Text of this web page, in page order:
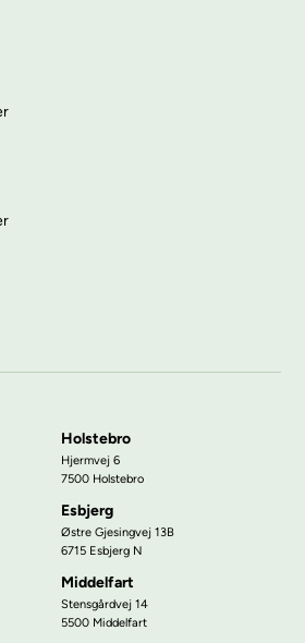
Holstebro
Hjermvej 6
7500 Holstebro
Esbjerg
Østre Gjesingvej 13B
6715 Esbjerg N
Middelfart
Stensgårdvej 14
5500 Middelfart